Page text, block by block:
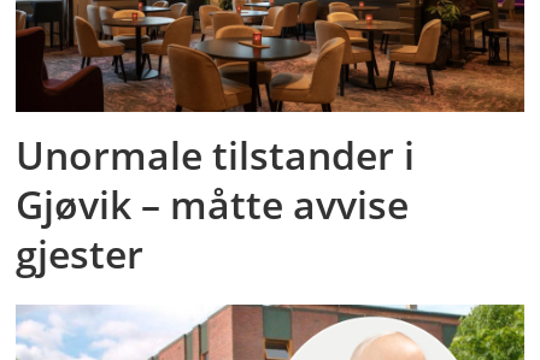
Unormale tilstander i
Gjøvik – måtte avvise
gjester